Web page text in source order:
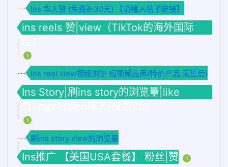
Ins 华人赞 (免费补30天) 【请输入帖子链接】
ins reels 赞|view（TikTok的海外国际
1
ins reel view视频浏览 短视频应用(特价产品 无售后)
Ins Story|刷ins story的浏览量|like
1
刷ins story view的浏览量
Ins推广 【美国USA套餐】 粉丝|赞 1